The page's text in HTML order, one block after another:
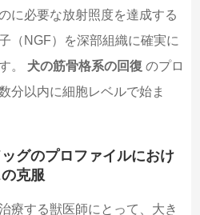
に必要な放射照度を達成する
（NGF）を深部組織に確実に
。 犬の筋骨格系の回復 のプロ
分以内に細胞レベルで始ま
グのプロファイルにおけ
克服
療する獣医師にとって、大き